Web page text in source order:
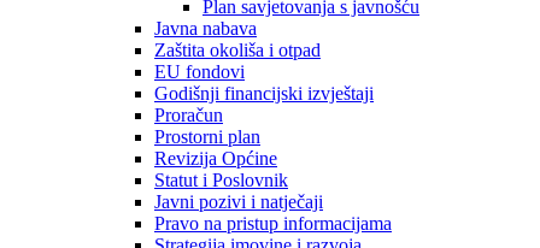
Plan savjetovanja s javnošću
Javna nabava
Zaštita okoliša i otpad
EU fondovi
Godišnji financijski izvještaji
Proračun
Prostorni plan
Revizija Općine
Statut i Poslovnik
Javni pozivi i natječaji
Pravo na pristup informacijama